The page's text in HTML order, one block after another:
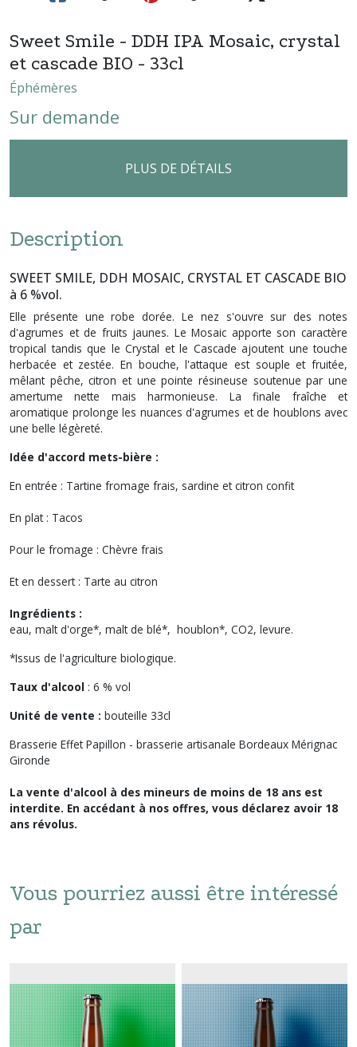
Sweet Smile - DDH IPA Mosaic, crystal
et cascade BIO - 33cl
Éphémères
Sur demande
PLUS DE DÉTAILS
Description
SWEET SMILE, DDH MOSAIC, CRYSTAL ET CASCADE BIO
à 6 %vol.
Elle présente une robe dorée. Le nez s'ouvre sur des notes
d'agrumes et de fruits jaunes. Le Mosaic apporte son caractère
tropical tandis que le Crystal et le Cascade ajoutent une touche
herbacée et zestée. En bouche, l'attaque est souple et fruitée,
mêlant pêche, citron et une pointe résineuse soutenue par une
amertume nette mais harmonieuse. La finale fraîche et
aromatique prolonge les nuances d'agrumes et de houblons avec
une belle légèreté.
Idée d'accord mets-bière :
En entrée : Tartine fromage frais, sardine et citron confit
En plat : Tacos
Pour le fromage : Chèvre frais
Et en dessert : Tarte au citron
Ingrédients :
eau, malt d'orge*, malt de blé*, houblon*, CO2, levure.
*Issus de l'agriculture biologique.
Taux d'alcool : 6 % vol
Unité de vente : bouteille 33cl
Brasserie Effet Papillon - brasserie artisanale Bordeaux Mérignac
Gironde
La vente d'alcool à des mineurs de moins de 18 ans est
interdite. En accédant à nos offres, vous déclarez avoir 18
ans révolus.
Vous pourriez aussi être intéressé
par